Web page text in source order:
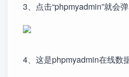
3、点击“phpmyadmin”就会
4、这是phpmyadmin在线数